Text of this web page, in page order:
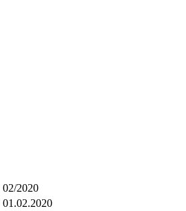
02/2020
01.02.2020